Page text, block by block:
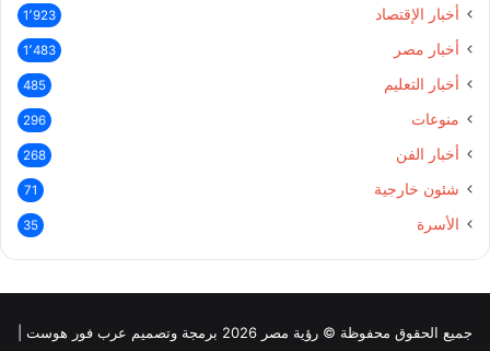
أخبار الإقتصاد 1٬923
أخبار مصر 1٬483
أخبار التعليم 485
منوعات 296
أخبار الفن 268
شئون خارجية 71
الأسرة 35
جميع الحقوق محفوظة © رؤية مصر 2026 برمجة وتصميم عرب فور هوست |